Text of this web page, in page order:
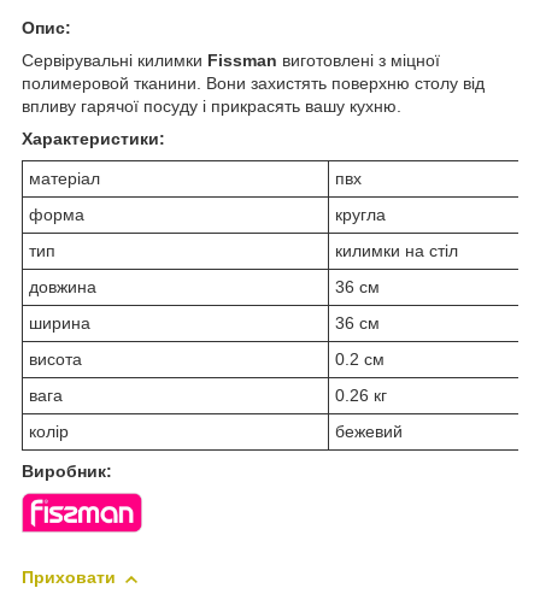
Опис:
Сервірувальні килимки Fissman виготовлені з міцної
полимеровой тканини. Вони захистять поверхню столу від
впливу гарячої посуду і прикрасять вашу кухню.
Характеристики:
матеріал
пвх
форма
кругла
тип
килимки на стіл
довжина
36 см
ширина
36 см
висота
0.2 см
вага
0.26 кг
колір
бежевий
Виробник:
Приховати